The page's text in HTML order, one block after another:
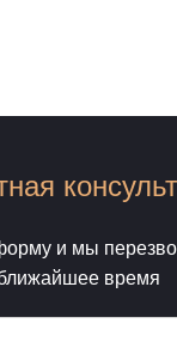
и мы
время